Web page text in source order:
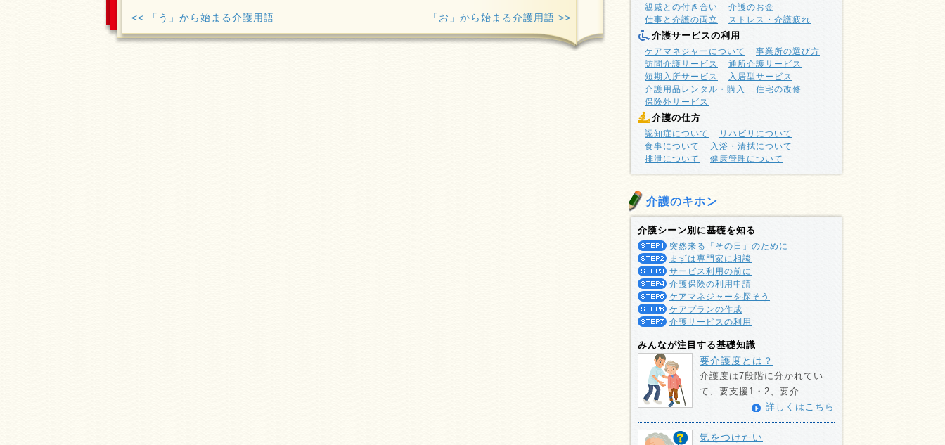
<< 「う」から始まる介護用語 「お」から始まる介護用語 >>
親戚との付き合い
介護のお金
仕事と介護の両立
ストレス・介護疲れ
介護サービスの利用
ケアマネジャーについて
事業所の選び方
訪問介護サービス
通所介護サービス
短期入所サービス
入居型サービス
介護用品レンタル・購入
住宅の改修
保険外サービス
介護の仕方
認知症について
リハビリについて
食事について
入浴・清拭について
排泄について
健康管理について
介護のキホン
介護シーン別に基礎を知る
突然来る「その日」のために
まずは専門家に相談
サービス利用の前に
介護保険の利用申請
ケアマネジャーを探そう
ケアプランの作成
介護サービスの利用
みんなが注目する基礎知識
要介護度とは？
介護度は7段階に分かれてい
て、要支援1・2、要介...
詳しくはこちら
気をつけたい